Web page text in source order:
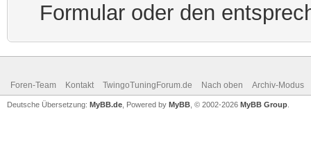
Formular oder den
Foren-Team Kontakt TwingoTuningForum.de Nach oben Archiv-Modus
Deutsche Übersetzung: MyBB.de , Powered by MyBB , © 2002-2026 MyBB Group